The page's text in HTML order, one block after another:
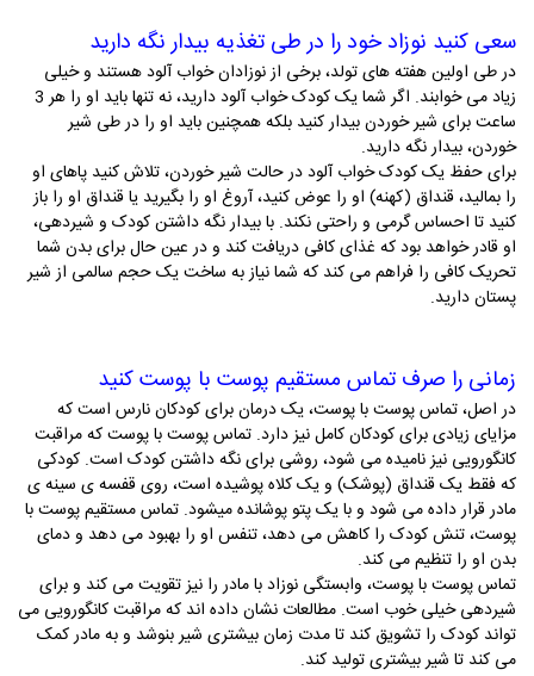
سعی کنید نوزاد خود را در طی تغذیه بیدار نگه دارید
در طی اولین هفته­ های تولد، برخی از نوزادان خواب آلود هستند و خیلی
زیاد می­ خوابند. اگر شما یک کودک خواب آلود دارید، نه تنها باید او را هر 3
ساعت برای شیر خوردن بیدار کنید بلکه همچنین باید او را در طی شیر
خوردن، بیدار نگه دارید.
برای حفظ یک کودک خواب آلود در حالت شیر خوردن، تلاش کنید پاهای او
را بمالید، قنداق (کهنه­) او را عوض کنید، آروغ او را بگیرید یا قنداق او را باز
کنید تا احساس گرمی و راحتی نکند. با بیدار نگه داشتن کودک و شیردهی،
او قادر خواهد بود که غذای کافی دریافت کند و در عین حال برای بدن شما
تحریک کافی را فراهم می­ کند که شما نیاز به ساخت یک حجم سالمی از شیر
پستان دارید.
زمانی را صرف تماس مستقیم پوست با پوست کنید
در اصل، تماس پوست با پوست، یک درمان برای کودکان نارس است که
مزایای زیادی برای کودکان کامل نیز دارد. تماس پوست با پوست که مراقبت
کانگورویی نیز نامیده می­ شود، روشی برای نگه داشتن کودک است. کودکی
که فقط یک قنداق (پوشک) و یک کلاه پوشیده است، روی قفسه ­ی سینه­ ی
مادر قرار داده می­ شود و با یک پتو پوشانده می­شود. تماس مستقیم پوست با
پوست، تنش کودک را کاهش می ­دهد، تنفس او را بهبود می ­دهد و دمای
بدن او را تنظیم می­ کند.
تماس پوست با پوست، وابستگی نوزاد با مادر را نیز تقویت می ­کند و برای
شیردهی خیلی خوب است. مطالعات نشان داده ­اند که مراقبت کانگورویی می
­تواند کودک را تشویق کند تا مدت زمان بیشتری شیر بنوشد و به مادر کمک
می­ کند تا شیر بیشتری تولید کند.